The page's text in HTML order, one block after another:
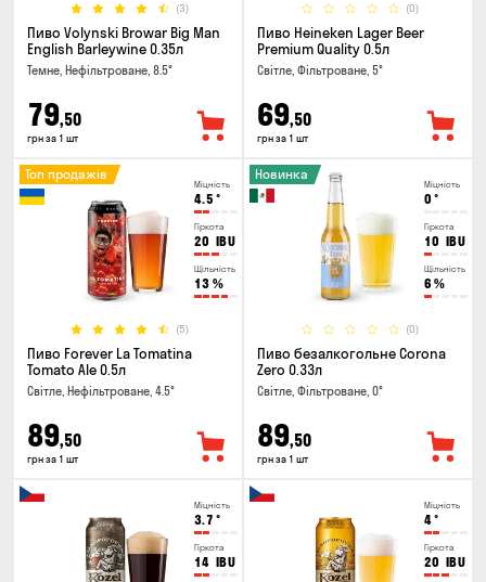
(3)
Пиво Volynski Browar Big Man
English Barleywine 0.35л
Темне, Нефільтроване, 8.5°
79,50
грн за 1 шт
(0)
Пиво Heineken Lager Beer
Premium Quality 0.5л
Світле, Фільтроване, 5°
69,50
грн за 1 шт
Міцність
4.5 °
Гіркота
20 IBU
Щільність
13 %
(5)
Топ продажів
Пиво Forever La Tomatina
Tomato Ale 0.5л
Світле, Нефільтроване, 4.5°
89,50
грн за 1 шт
Міцність
0 °
Гіркота
10 IBU
Щільність
6 %
(0)
Новинка
Пиво безалкогольне Corona
Zero 0.33л
Світле, Фільтроване, 0°
89,50
грн за 1 шт
Міцність
3.7 °
Гіркота
14 IBU
Міцність
4°
Гіркота
20 IBU